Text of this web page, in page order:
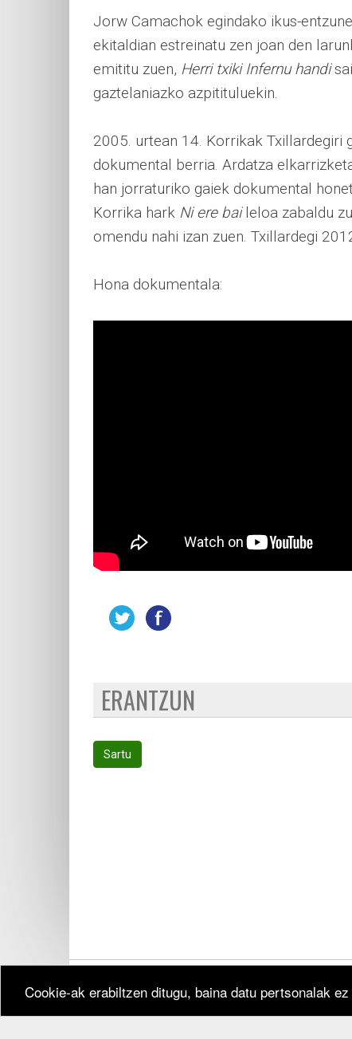
Cookie-ak erabiltzen ditugu, baina datu pertsonalak
Jorw Camachok egindako ikus-
ekitaldian estreinatu zen joan den
emititu zuen, Herri txiki Infernu handi
gaztelaniazko azpitituluekin.
2005. urtean 14. Korrikak
dokumental berria. Ardatza
han jorraturiko gaiek dokumental
Korrika hark Ni ere baileloa zabaldu
omendu nahi izan zuen. Txillardegi
Hona dokumentala:
ERANTZUN
Sartu